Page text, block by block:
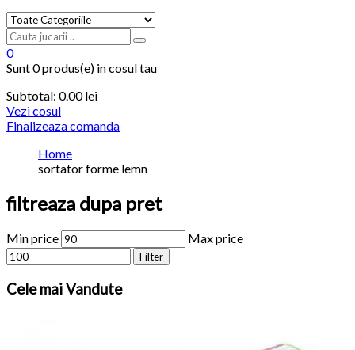
0
Sunt0 produs(e) in cosul tau
Subtotal: 0.00lei
Vezi cosul
Finalizeaza comanda
Home
sortator forme lemn
filtreaza dupa pret
Min price Max price
Filter
Celemai Vandute